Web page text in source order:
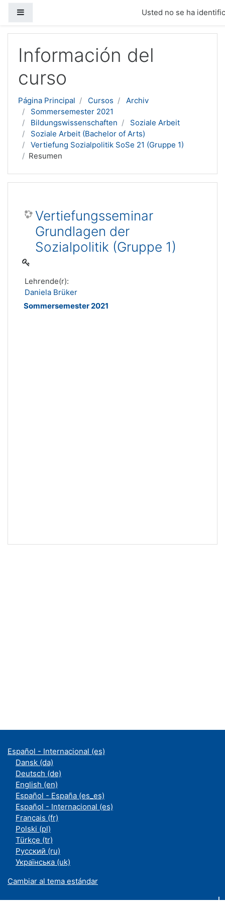
Usted no se ha
Información del
curso
Página Principal Cursos
Archiv
Sommersemester 2021
Bildungswissenschaften
Soziale Arbeit
Soziale Arbeit (Bachelor of Arts)
Vertiefung Sozialpolitik SoSe 21 (Gruppe 1)
Resumen
Vertiefungsseminar
Grundlagen der
Sozialpolitik (Gruppe 1)
Lehrende(r):
Daniela Brüker
Sommersemester 2021
Español - Internacional ‎(es)‎
Dansk ‎(da)‎
Deutsch ‎(de)‎
English ‎(en)‎
Español - España ‎(es_es)‎
Español - Internacional ‎(es)‎
Français ‎(fr)‎
Polski ‎(pl)‎
Türkçe ‎(tr)‎
Русский ‎(ru)‎
Українська ‎(uk)‎
Cambiar al tema estándar